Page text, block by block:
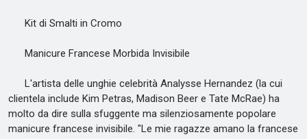
Kit di Smalti in Cromo
Manicure Francese Morbida Invisibile
L'artista delle unghie celebrità Analysse Hernandez (la cui
clientela include Kim Petras, Madison Beer e Tate McRae) ha
molto da dire sulla sfuggente ma silenziosamente popolare
manicure francese invisibile. "Le mie ragazze amano la francese